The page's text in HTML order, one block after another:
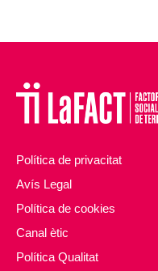
Política de privacitat
Avís Legal
Política de cookies
Canal ètic
Política Qualitat